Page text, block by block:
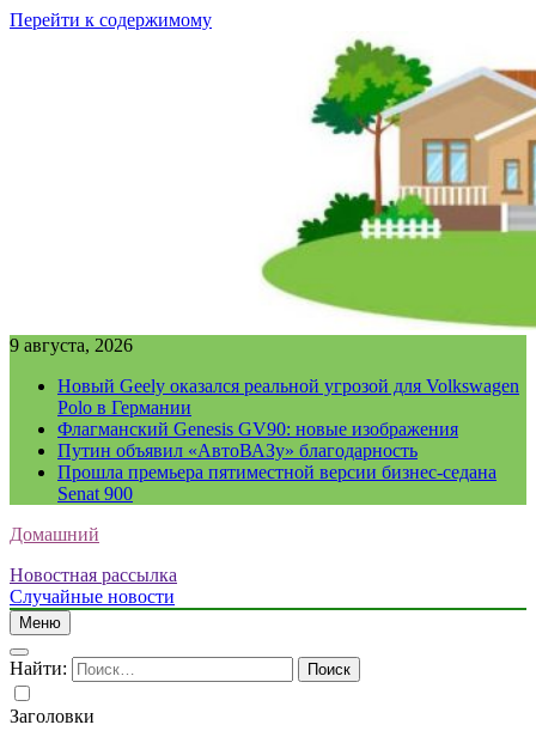
Перейти к содержимому
9 августа, 2026
Новый Geely оказался реальной угрозой для Volkswagen
Polo в Германии
Флагманский Genesis GV90: новые изображения
Путин объявил «АвтоВАЗу» благодарность
Прошла премьера пятиместной версии бизнес-седана
Senat 900
Домашний
Новостная рассылка
Случайные новости
Меню
Найти:
Заголовки